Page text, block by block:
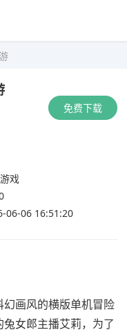
免费下载
戏
06-06 16:51:20
画风的横版单机冒险
女郎主播艾莉，为了